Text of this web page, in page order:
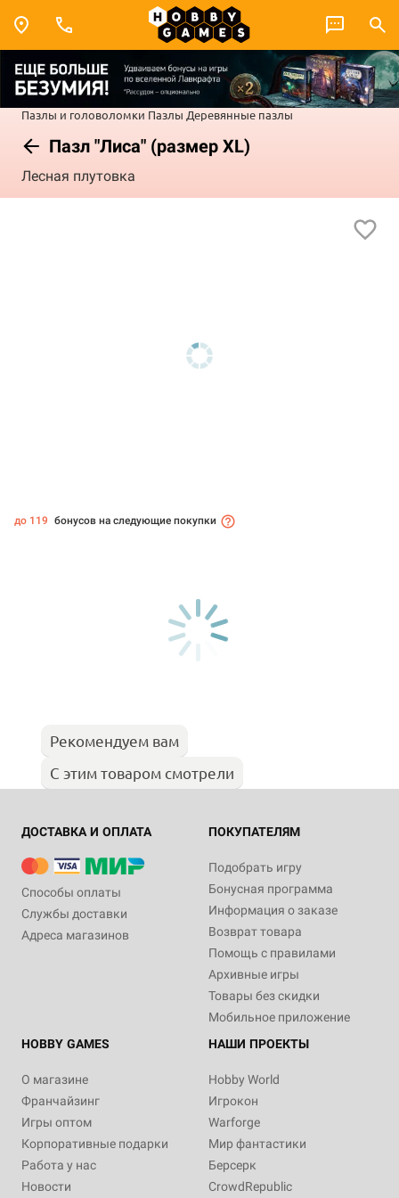
Пазлы и головоломки Пазлы Деревянные пазлы
Пазл "Лиса" (размер XL)
Лесная плутовка
до 119 бонусов на следующие покупки
Рекомендуем вам
С этим товаром смотрели
ДОСТАВКА И ОПЛАТА
Способы оплаты
Службы доставки
Адреса магазинов
ПОКУПАТЕЛЯМ
Подобрать игру
Бонусная программа
Информация о заказе
Возврат товара
Помощь с правилами
Архивные игры
Товары без скидки
Мобильное приложение
HOBBY GAMES
О магазине
Франчайзинг
Игры оптом
Корпоративные подарки
Работа у нас
Новости
НАШИ ПРОЕКТЫ
Hobby World
Игрокон
Warforge
Мир фантастики
Берсерк
CrowdRepublic